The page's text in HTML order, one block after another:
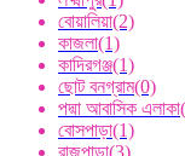
বোয়ালিয়া(2)
কাজলা(1)
কাদিরগঞ্জ(1)
ছোট বনগ্রাম(0)
পদ্মা আবাসিক এলাকা
বোসপাড়া(1)
রাজপাড়া(3)